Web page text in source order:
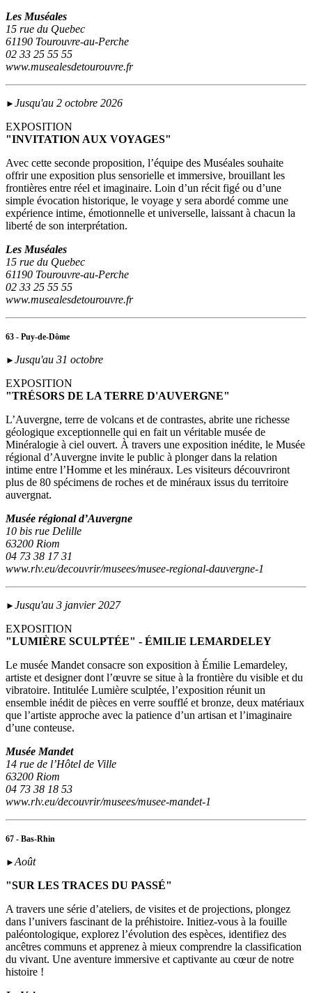
Les Muséales
15 rue du Quebec
61190 Tourouvre-au-Perche
02 33 25 55 55
www.musealesdetourouvre.fr
► Jusqu'au 2 octobre 2026
EXPOSITION
"INVITATION AUX VOYAGES"
Avec cette seconde proposition, l’équipe des Muséales souhaite
offrir une exposition plus sensorielle et immersive, brouillant les
frontières entre réel et imaginaire. Loin d’un récit figé ou d’une
simple évocation historique, le voyage y sera abordé comme une
expérience intime, émotionnelle et universelle, laissant à chacun la
liberté de son interprétation.
Les Muséales
15 rue du Quebec
61190 Tourouvre-au-Perche
02 33 25 55 55
www.musealesdetourouvre.fr
63 - Puy-de-Dôme
► Jusqu'au 31 octobre
EXPOSITION
"TRÉSORS DE LA TERRE D'AUVERGNE"
L’Auvergne, terre de volcans et de contrastes, abrite une richesse
géologique exceptionnelle qui en fait un véritable musée de
Minéralogie à ciel ouvert. À travers une exposition inédite, le Musée
régional d’Auvergne invite le public à plonger dans la relation
intime entre l’Homme et les minéraux. Les visiteurs découvriront
plus de 80 spécimens de roches et de minéraux issus du territoire
auvergnat.
Musée régional d’Auvergne
10 bis rue Delille
63200 Riom
04 73 38 17 31
www.rlv.eu/decouvrir/musees/musee-regional-dauvergne-1
► Jusqu'au 3 janvier 2027
EXPOSITION
"LUMIÈRE SCULPTÉE" - ÉMILIE LEMARDELEY
Le musée Mandet consacre son exposition à Émilie Lemardeley,
artiste et designer dont l’œuvre se situe à la frontière du visible et du
vibratoire. Intitulée Lumière sculptée, l’exposition réunit un
ensemble inédit de pièces en verre soufflé et bronze, deux matériaux
que l’artiste approche avec la patience d’un artisan et l’imaginaire
d’une conteuse.
Musée Mandet
14 rue de l’Hôtel de Ville
63200 Riom
04 73 38 18 53
www.rlv.eu/decouvrir/musees/musee-mandet-1
67 - Bas-Rhin
►Août
"SUR LES TRACES DU PASSÉ"
A travers une série d’ateliers, de visites et de projections, plongez
dans l’univers fascinant de la préhistoire. Initiez-vous à la fouille
paléontologique, explorez l’évolution des espèces, identifiez des
ancêtres communs et apprenez à mieux comprendre la classification
du vivant. Une aventure immersive et captivante au cœur de notre
histoire !